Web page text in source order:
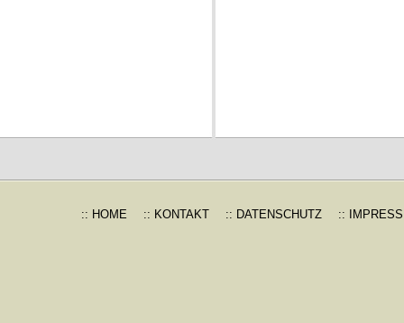
:: HOME :: KONTAKT :: DATENSCHUTZ ::